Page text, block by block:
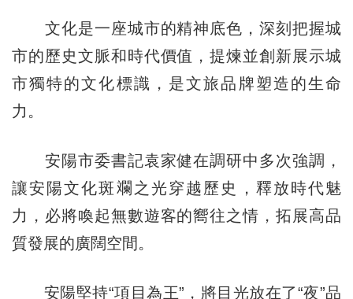
文化是一座城市的精神底色，深刻把握城
市的歷史文脈和時代價值，提煉並創新展示城
市獨特的文化標識，是文旅品牌塑造的生命
力。
安陽市委書記袁家健在調研中多次強調，
讓安陽文化斑斕之光穿越歷史，釋放時代魅
力，必將喚起無數遊客的嚮往之情，拓展高品
質發展的廣闊空間。
安陽堅持“項目為王”，將目光放在了“夜”品